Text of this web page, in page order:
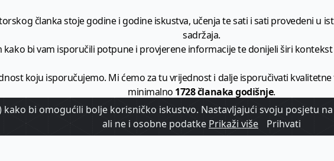
članka stoje godine i godine iskustva, učenja te sati i sati provedeni u
sadržaja.
kako bi vam isporučili potpune i provjerene informacije te donijeli širi
koju isporučujemo. Mi ćemo za tu vrijednost i dalje isporučivati
minimalno 1728 članaka godišnje.
HrTurizam - vaš izvor informacija iz poslovnog svijeta hrvatskog
bi omogućili bolje korisničko iskustvo. Nastavljajući svoju posjetu
ali ne i osobne podatke Prikaži više Prihvati